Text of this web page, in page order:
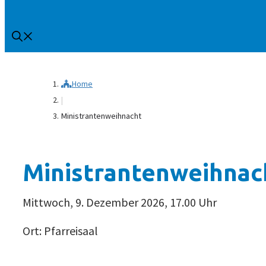
Home
|
Ministrantenweihnacht
Mittwoch, 9. Dezember 2026, 17.00 Uhr
Ort: Pfarreisaal